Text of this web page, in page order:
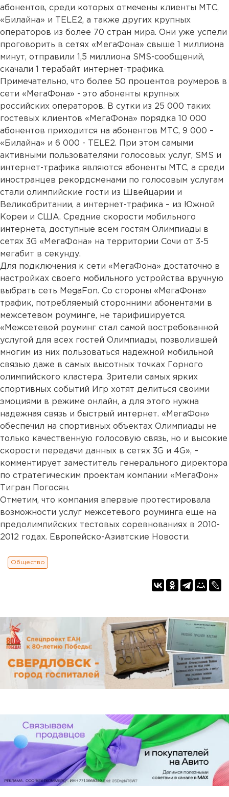
абонентов, среди которых отмечены клиенты МТС,
«Билайна» и TELE2, а также других крупных
операторов из более 70 стран мира. Они уже успели
проговорить в сетях «МегаФона» свыше 1 миллиона
минут, отправили 1,5 миллиона SMS-сообщений,
скачали 1 терабайт интернет-трафика.
Примечательно, что более 50 процентов роумеров в
сети «МегаФона» - это абоненты крупных
российских операторов. В сутки из 25 000 таких
гостевых клиентов «МегаФона» порядка 10 000
абонентов приходится на абонентов МТС, 9 000 –
«Билайна» и 6 000 - TELE2. При этом самыми
активными пользователями голосовых услуг, SMS и
интернет-трафика являются абоненты МТС, а среди
иностранцев рекордсменами по голосовым услугам
стали олимпийские гости из Швейцарии и
Великобритании, а интернет-трафика – из Южной
Кореи и США. Средние скорости мобильного
интернета, доступные всем гостям Олимпиады в
сетях 3G «МегаФона» на территории Сочи от 3-5
мегабит в секунду.
Для подключения к сети «МегаФона» достаточно в
настройках своего мобильного устройства вручную
выбрать сеть MegaFon. Со стороны «МегаФона»
трафик, потребляемый сторонними абонентами в
межсетевом роуминге, не тарифицируется.
«Межсетевой роуминг стал самой востребованной
услугой для всех гостей Олимпиады, позволившей
многим из них пользоваться надежной мобильной
связью даже в самых высотных точках Горного
олимпийского кластера. Зрители самых ярких
спортивных событий Игр хотят делиться своими
эмоциями в режиме онлайн, а для этого нужна
надежная связь и быстрый интернет. «МегаФон»
обеспечил на спортивных объектах Олимпиады не
только качественную голосовую связь, но и высокие
скорости передачи данных в сетях 3G и 4G», –
комментирует заместитель генерального директора
по стратегическим проектам компании «МегаФон»
Тигран Погосян.
Отметим, что компания впервые протестировала
возможности услуг межсетевого роуминга еще на
предолимпийских тестовых соревнованиях в 2010-
2012 годах. Европейско-Азиатские Новости.
Общество